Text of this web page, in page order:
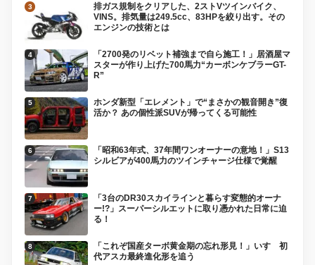
排ガス規制をクリアした、2ストVツインバイク、
VINS。排気量は249.5cc、83HPを絞り出す。その
エンジンの技術とは
「2700発のリベット補強まで自ら施工！」居酒屋マ
スターが作り上げた700馬力“カーボンケブラーGT-
R”
ホンダ新型「エレメント」で“まさかの観音開き”復
活か？ あの個性派SUVが帰ってくる可能性
「昭和63年式、37年間ワンオーナーの意地！」S13
シルビアが400馬力のツインチャージ仕様で覚醒
「3台のDR30スカイラインと暮らす変態的オーナ
ー!?」スーパーシルエットに取り憑かれた日常に迫
る！
「これぞ国産ターボ黄金期の忘れ形見！」いすゞ初
代アスカ最終進化形を追う